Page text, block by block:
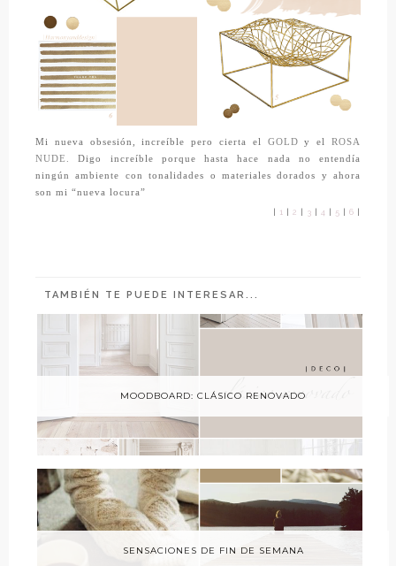
Mi nueva obsesión, increíble pero cierta el GOLD y elROSA
NUDE.Digo increíble porque hasta hace nada no entendía
ningún ambiente con tonalidades o materiales dorados y ahora
son mi “nueva locura”
1 2 3 4 5 6
TAMBIÉN TE PUEDE INTERESAR...
MOODBOARD: CLÁSICO RENOVADO
SENSACIONES DE FIN DE SEMANA